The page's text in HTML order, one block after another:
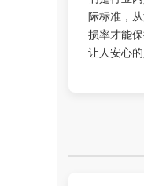
际标准，
损率才能
让人安心